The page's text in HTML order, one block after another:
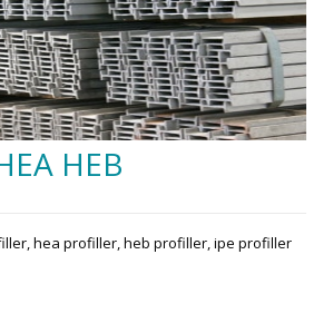
HEB
hea profiller, heb profiller, ipe profiller